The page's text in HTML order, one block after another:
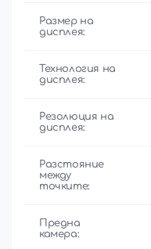
Размер на
дисплея:
Технология на
дисплея:
Резолюция на
дисплея:
Разстояние
между
точките:
Предна
камера: